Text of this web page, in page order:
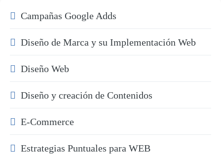
Campañas Google Adds
Diseño de Marca y su Implementación Web
Diseño Web
Diseño y creación de Contenidos
E-Commerce
Estrategias Puntuales para WEB